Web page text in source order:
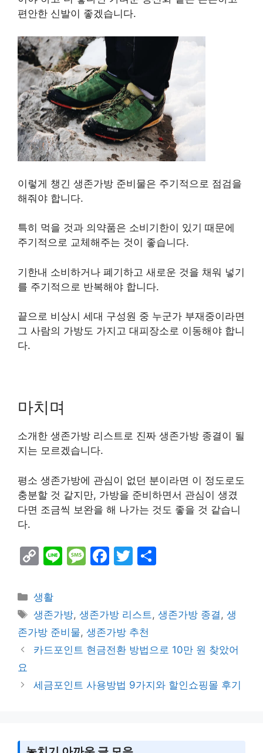
편안한 신발이 좋겠습니다.
이렇게 챙긴 생존가방 준비물은 주기적으로 점검을
해줘야 합니다.
특히 먹을 것과 의약품은 소비기한이 있기 때문에
주기적으로 교체해주는 것이 좋습니다.
기한내 소비하거나 폐기하고 새로운 것을 채워 넣기
를 주기적으로 반복해야 합니다.
끝으로 비상시 세대 구성원 중 누군가 부재중이라면
그 사람의 가방도 가지고 대피장소로 이동해야 합니
다.
마치며
소개한 생존가방 리스트로 진짜 생존가방 종결이 될
지는 모르겠습니다.
평소 생존가방에 관심이 없던 분이라면 이 정도로도
충분할 것 같지만, 가방을 준비하면서 관심이 생겼
다면 조금씩 보완을 해 나가는 것도 좋을 것 같습니
다.
C
p
y
Li
n
Li M
s
a
g
F
e
b
o
k
T
er e
Categories
생활
Tags
생존가방,생존가방 리스트,생존가방 종결 ,생
존가방 준비물, 생존가방 추천
카드포인트 현금전환 방법으로 10만 원 찾았어
요
세금포인트 사용방법 9가지와 할인쇼핑몰 후기